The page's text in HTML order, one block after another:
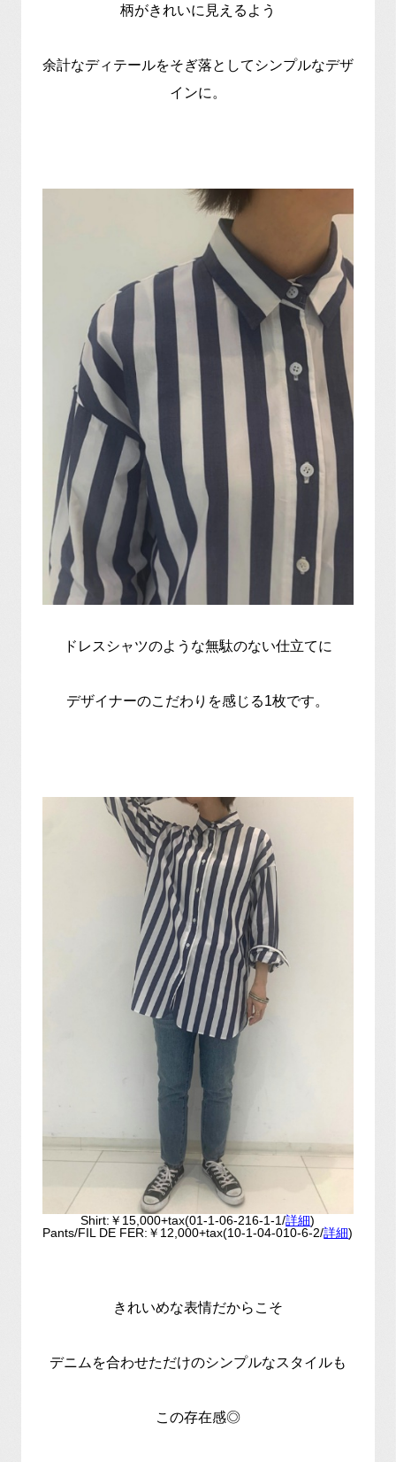
柄がきれいに見えるよう
余計なディテールをそぎ落としてシンプルなデザ
インに。
ドレスシャツのような無駄のない仕立てに
デザイナーのこだわりを感じる1枚です。
Shirt:￥15,000+tax(01-1-06-216-1-1/詳細)
Pants/FIL DE FER:￥12,000+tax(10-1-04-010-6-2/詳細)
きれいめな表情だからこそ
デニムを合わせただけのシンプルなスタイルも
この存在感◎